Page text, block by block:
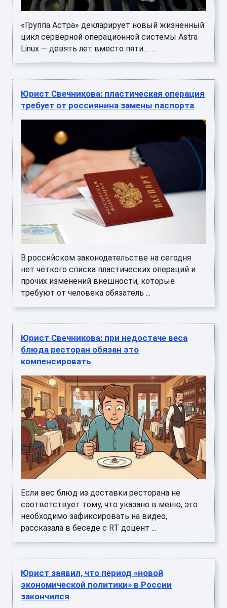
«Группа Астра» декларирует новый жизненный
цикл серверной операционной системы Astra
Linux — девять лет вместо пяти.... ...
Юрист Свечникова: пластическая операция
требует от россиянина замены паспорта
В российском законодательстве на сегодня
нет четкого списка пластических операций и
прочих изменений внешности, которые
требуют от человека обязатель ...
Юрист Свечникова: при недостаче веса
блюда ресторан обязан это
компенсировать
Если вес блюд из доставки ресторана не
соответствует тому, что указано в меню, это
необходимо зафиксировать на видео,
рассказала в беседе с RT доцент ...
Юрист заявил, что период «новой
экономической политики» в России
закончился